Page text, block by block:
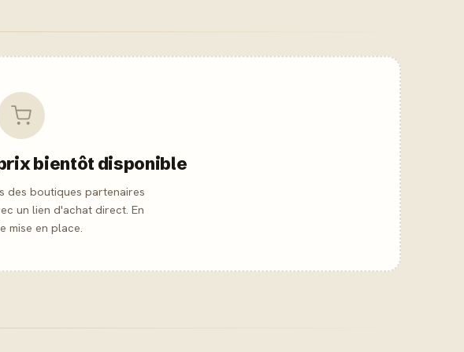
bientôt disponible
des boutiques partenaires
un lien d'achat direct. En
mise en place.